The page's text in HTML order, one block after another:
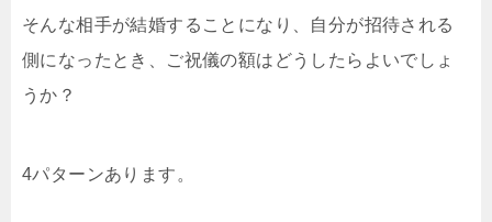
そんな相手が結婚することになり、自分が招待される
側になったとき、ご祝儀の額はどうしたらよいでしょ
うか？
4パターンあります。